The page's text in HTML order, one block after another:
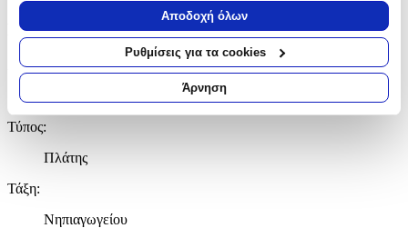
Να συλλέξουμε πληροφορίες σχετικά με τη γεωγραφική
σας τοποθεσία, οι οποίες μπορεί να είναι ακριβείς σε
απόσταση μερικών μέτρων
Να αναγνωρίσουμε τη συσκευή σας σαρώνοντας ενεργά
για συγκεκριμένα χαρακτηριστικά (δακτυλικό αποτύπωμα)
Μάθετε περισσότερα σχετικά με τον τρόπο επεξεργασίας των
προσωπικών σας δεδομένων και καθορίστε τις προτιμήσεις σας
στην
ανακαλέσετε τη συγκατάθεσή σας ανά πάσα στιγμή από τη
Χρησιμοποιούμε cookies ώστε η τοποθεσία μας να λειτουργεί
σωστά, να εξατομικεύουμε περιεχόμενο και διαφημίσεις, να
Αποδοχή όλων
Ρυθμίσεις για τα cookies
Άρνηση
Βασικά Χαρακτηριστικά
Χρώμα:
Τύπος:
Πλάτης
Τάξη:
Νηπιαγωγείου